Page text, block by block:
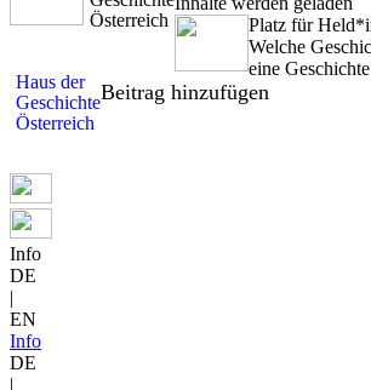
Österreich
Haus der
Geschichte
Österreich
Platz für
Welche
eine
Beitrag hinzufügen
Info
DE
|
EN
Info
DE
|